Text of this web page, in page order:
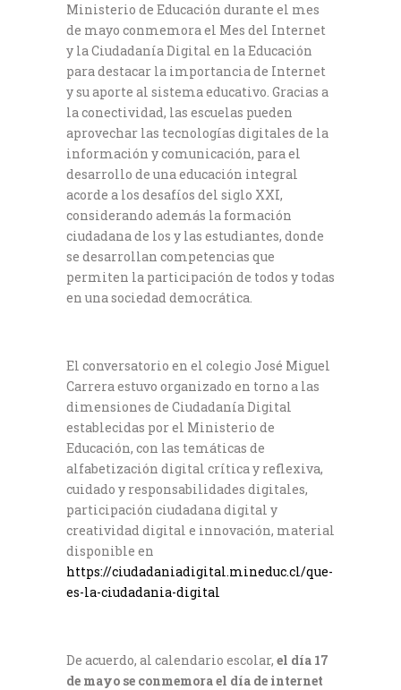
Ministerio de Educación durante el mes
de mayo conmemora el Mes del Internet
y la Ciudadanía Digital en la Educación
para destacar la importancia de Internet
y su aporte al sistema educativo. Gracias a
la conectividad, las escuelas pueden
aprovechar las tecnologías digitales de la
información y comunicación, para el
desarrollo de una educación integral
acorde a los desafíos del siglo XXI,
considerando además la formación
ciudadana de los y las estudiantes, donde
se desarrollan competencias que
permiten la participación de todos y todas
en una sociedad democrática.
El conversatorio en el colegio José Miguel
Carrera estuvo organizado en torno a las
dimensiones de Ciudadanía Digital
establecidas por el Ministerio de
Educación, con las temáticas de
alfabetización digital crítica y reflexiva,
cuidado y responsabilidades digitales,
participación ciudadana digital y
creatividad digital e innovación, material
disponible en
https://ciudadaniadigital.mineduc.cl/que-
es-la-ciudadania-digital
De acuerdo, al calendario escolar, el día 17
de mayo se conmemora el día de internet